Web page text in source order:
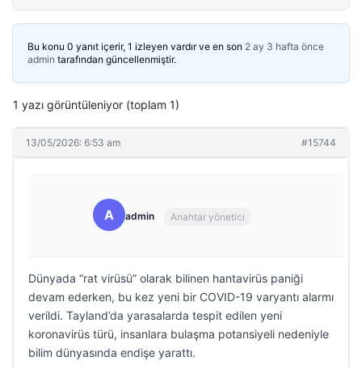
Bu konu 0 yanıt içerir, 1 izleyen vardır ve en son 2 ay 3 hafta önce
admin tarafından güncellenmiştir.
1 yazı görüntüleniyor (toplam 1)
13/05/2026: 6:53 am #15744
A admin Anahtar yönetici
Dünyada “rat virüsü” olarak bilinen hantavirüs paniği
devam ederken, bu kez yeni bir COVID-19 varyantı alarmı
verildi. Tayland’da yarasalarda tespit edilen yeni
koronavirüs türü, insanlara bulaşma potansiyeli nedeniyle
bilim dünyasında endişe yarattı.